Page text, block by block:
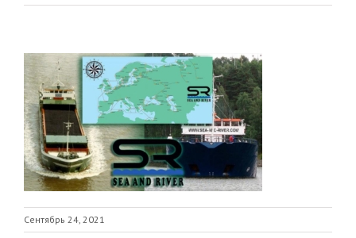
Сентябрь 24, 2021